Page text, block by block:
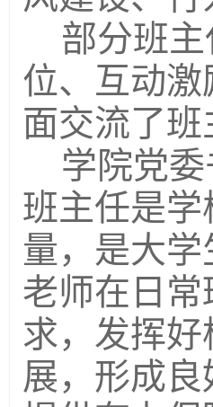
部分班
位、互动
面交流了
学院党
班主任是
量，是大
老师在日
求，发挥
展，形成